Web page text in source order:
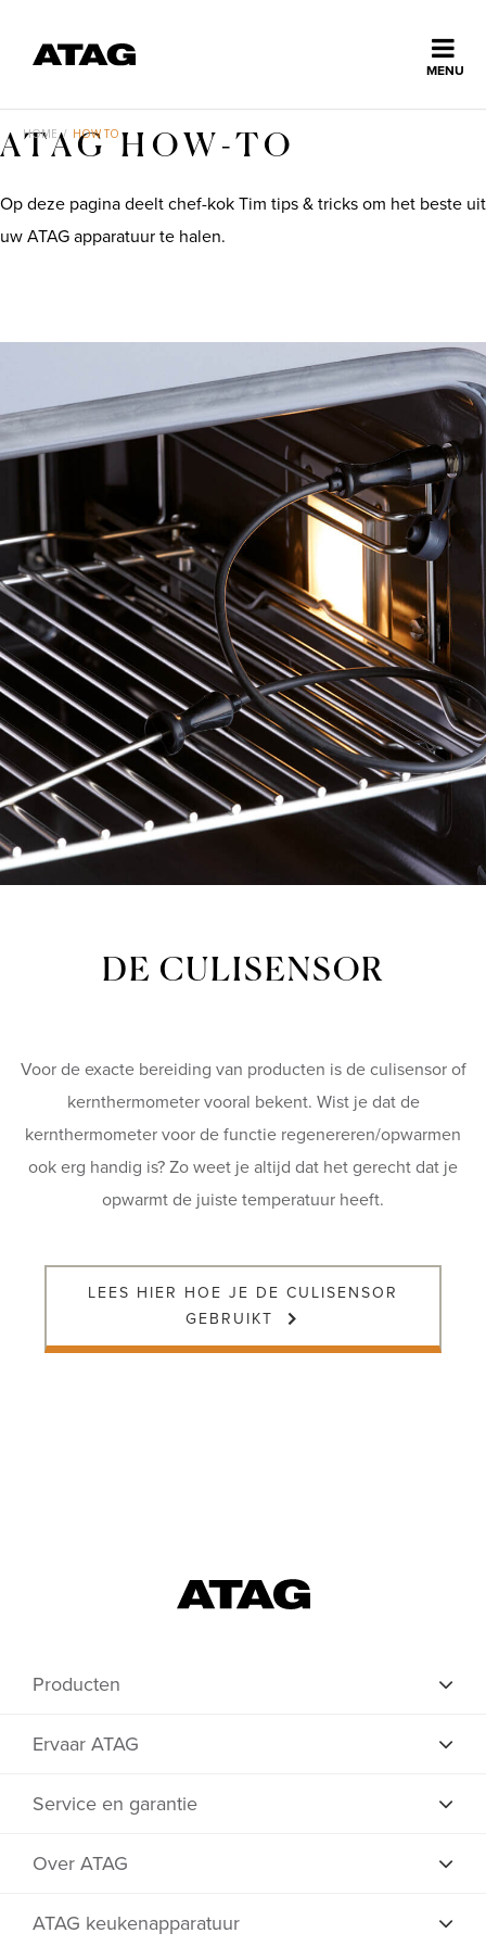
MENU
Collectie
Inspiratie
Service
Shop
HOME / HOW TO
ATAG HOW-TO
Op deze pagina deelt chef-kok Tim tips & tricks om het beste uit
uw ATAG apparatuur te halen.
DE CULISENSOR
Voor de exacte bereiding van producten is de culisensor of
kernthermometer vooral bekent. Wist je dat de
kernthermometer voor de functie regenereren/opwarmen
ook erg handig is? Zo weet je altijd dat het gerecht dat je
opwarmt de juiste temperatuur heeft.
LEES HIER HOE JE DE CULISENSOR
GEBRUIKT
Producten
Ervaar ATAG
Service en garantie
Over ATAG
ATAG keukenapparatuur